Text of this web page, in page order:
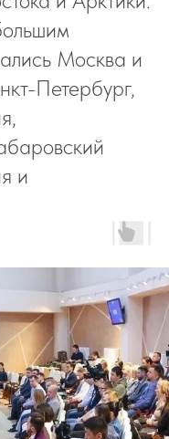
Москва и
Петербург,
и